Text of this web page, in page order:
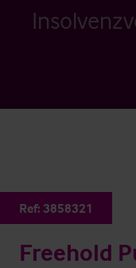
Ref: 3858321
Freehold